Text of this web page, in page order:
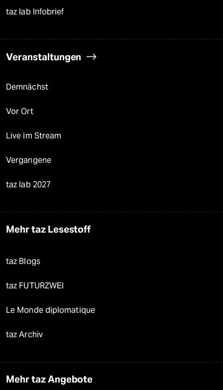
taz lab Infobrief
Veranstaltungen
Demnächst
Vor Ort
Live im Stream
Vergangene
taz lab 2027
Mehr taz Lesestoff
taz Blogs
taz FUTURZWEI
Le Monde diplomatique
taz Archiv
Mehr taz Angebote